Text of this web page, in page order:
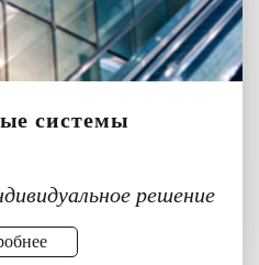
системы
решение